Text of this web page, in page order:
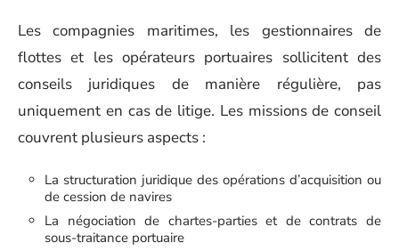
Les compagnies maritimes, les gestionnaires de
flottes et les opérateurs portuaires sollicitent des
conseils juridiques de manière régulière, pas
uniquement en cas de litige. Les missions de conseil
couvrent plusieurs aspects :
La structuration juridique des opérations d’acquisition ou
de cession de navires
La négociation de chartes-parties et de contrats de
sous-traitance portuaire